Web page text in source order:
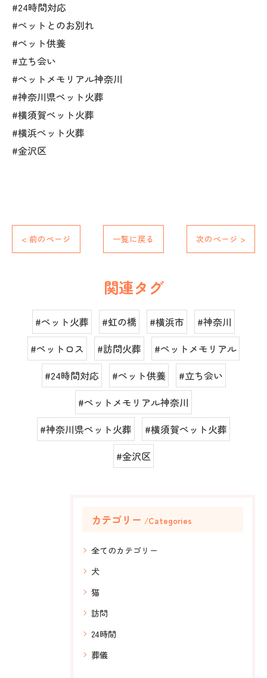
#24時間対応
#ペットとのお別れ
#ペット供養
#立ち会い
#ペットメモリアル神奈川
#神奈川県ペット火葬
#横須賀ペット火葬
#横浜ペット火葬
#金沢区
< 前のページ 一覧に戻る 次のページ >
関連タグ
#ペット火葬 #虹の橋 #横浜市
#神奈川
#ペットロス
#訪問火葬
#ペットメモリアル
#24時間対応
#ペット供養
#立ち会い
#ペットメモリアル神奈川
#神奈川県ペット火葬
#横須賀ペット火葬
#金沢区
カテゴリー Categories
全てのカテゴリー
犬
猫
訪問
24時間
葬儀